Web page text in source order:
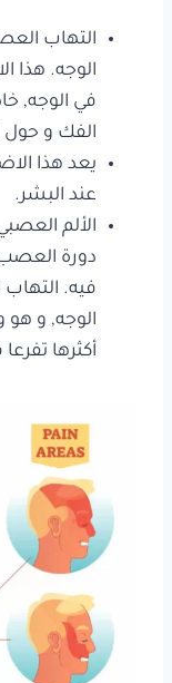
التهاب
الوجه. هذا
في الوجه,
الفك و حول
يعد هذا
عند البشر.
الألم
دورة
فيه.
الوجه, و هو
أكثرها